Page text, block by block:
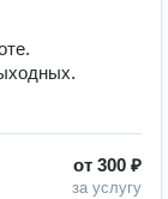
от 300 ₽
за услугу